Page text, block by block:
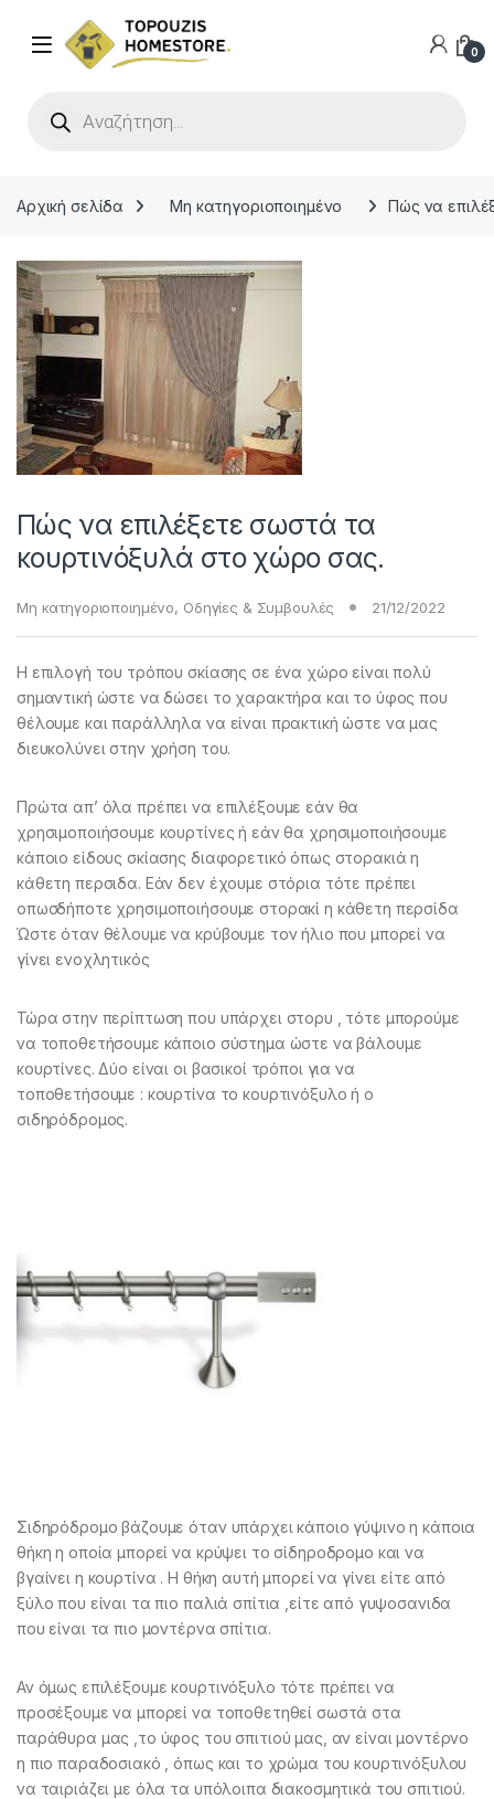
0
Αρχική σελίδα Μη κατηγοριοποιημένο Πώς να
Πώς να επιλέξετε σωστά τα
κουρτινόξυλά στο χώρο σας.
Μη κατηγοριοποιημένο, Οδηγίες & Συμβουλές 21/12/2022
Η επιλογή του τρόπου σκίασης σε ένα χώρο είναι πολύ
σημαντική ώστε να δώσει το χαρακτήρα και το ύφος που
θέλουμε και παράλληλα να είναι πρακτική ώστε να μας
διευκολύνει στην χρήση του.
Πρώτα απ’ όλα πρέπει να επιλέξουμε εάν θα
χρησιμοποιήσουμε κουρτίνες ή εάν θα χρησιμοποιήσουμε
κάποιο είδους σκίασης διαφορετικό όπως στορακιά η
κάθετη περσιδα. Εάν δεν έχουμε στόρια τότε πρέπει
οπωσδήποτε χρησιμοποιήσουμε στορακί η κάθετη περσίδα
Ώστε όταν θέλουμε να κρύβουμε τον ήλιο που μπορεί να
γίνει ενοχλητικός
Τώρα στην περίπτωση που υπάρχει στορυ , τότε μπορούμε
να τοποθετήσουμε κάποιο σύστημα ώστε να βάλουμε
κουρτίνες. Δύο είναι οι βασικοί τρόποι για να
τοποθετήσουμε : κουρτίνα το κουρτινόξυλο ή ο
σιδηρόδρομος.
Σιδηρόδρομο βάζουμε όταν υπάρχει κάποιο γύψινο η κάποια
θήκη η οποία μπορεί να κρύψει το σίδηροδρομο και να
βγαίνει η κουρτίνα . Η θήκη αυτή μπορεί να γίνει είτε από
ξύλο που είναι τα πιο παλιά σπίτια ,είτε από γυψοσανιδα
που είναι τα πιο μοντέρνα σπίτια.
Αν όμως επιλέξουμε κουρτινόξυλο τότε πρέπει να
προσέξουμε να μπορεί να τοποθετηθεί σωστά στα
παράθυρα μας ,το ύφος του σπιτιού μας, αν είναι μοντέρνο
η πιο παραδοσιακό , όπως και το χρώμα του κουρτινόξυλου
να ταιριάζει με όλα τα υπόλοιπα διακοσμητικά του σπιτιού.